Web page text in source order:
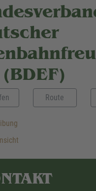
(BDEF)
Route